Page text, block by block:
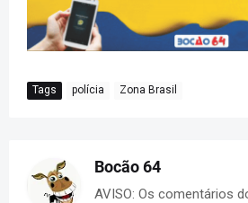
Tags polícia Zona Brasil
Bocão 64
AVISO: Os comentários